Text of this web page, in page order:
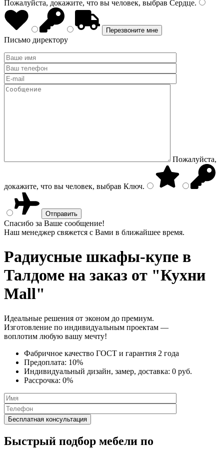
Пожалуйста, докажите, что вы человек, выбрав Сердце.
Письмо директору
Пожалуйста,
докажите, что вы человек, выбрав Ключ.
Спасибо за Ваше сообщение!
Наш менеджер свяжется с Вами в ближайшее время.
Радиусные шкафы-купе в
Талдоме на заказ от "Кухни
Mall"
Идеальные решения от эконом до премиум.
Изготовление по индивидуальным проектам —
воплотим любую вашу мечту!
Фабричное качество ГОСТ и гарантия 2 года
Предоплата: 10%
Индивидуальный дизайн, замер, доставка: 0 руб.
Рассрочка: 0%
Быстрый подбор мебели по